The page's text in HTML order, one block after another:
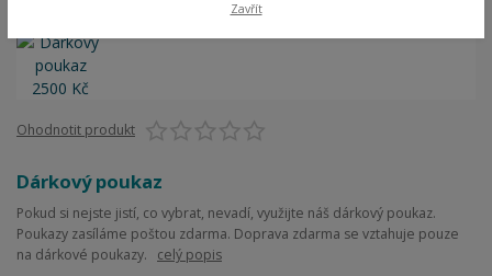
Ohodnotit produkt
Dárkový poukaz
Pokud si nejste jistí, co vybrat, nevadí, využijte náš dárkový poukaz.
Poukazy zasíláme poštou zdarma. Doprava zdarma se vztahuje pouze
na dárkové poukazy. celý popis
Zavřít